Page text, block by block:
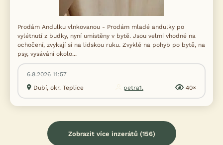
Prodám Andulku vlnkovanou - Prodám mladé andulky po
vylétnutí z budky, nyní umístěny v bytě. Jsou velmi vhodné na
ochočení, zvykají si na lidskou ruku. Zvyklé na pohyb po bytě, na
psy, vysávání okolo...
6.8.2026 11:57
Dubí, okr. Teplice
petra1. 40×
Zobrazit více inzerátů (156)